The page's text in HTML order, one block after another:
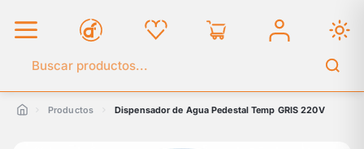
Buscar en el catálogo
Productos Dispensador de Agua Pedestal Temp GRIS 220V